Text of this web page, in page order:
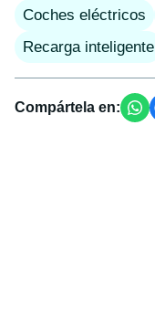
Coches eléctricos
Recarga inteligente
Compártela en: